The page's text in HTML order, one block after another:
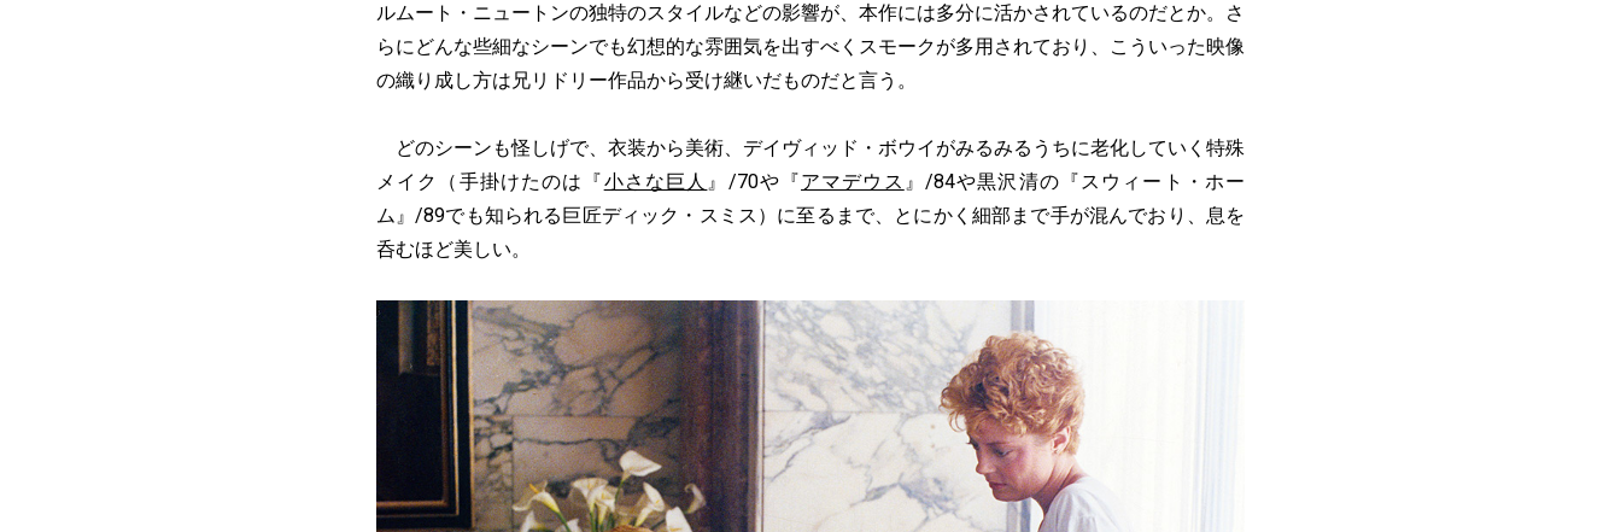
ルムート・ニュートンの独特のスタイルなどの影響が、本作には多分に活かされているのだとか。さ
らにどんな些細なシーンでも幻想的な雰囲気を出すべくスモークが多用されており、こういった映像
の織り成し方は兄リドリー作品から受け継いだものだと言う。
どのシーンも怪しげで、衣装から美術、デイヴィッド・ボウイがみるみるうちに老化していく特殊
メイク（手掛けたのは『小さな巨人 』/70や『アマデウス 』/84や黒沢清の『スウィート・ホー
ム』/89でも知られる巨匠ディック・スミス）に至るまで、とにかく細部まで手が混んでおり、息を
呑むほど美しい。